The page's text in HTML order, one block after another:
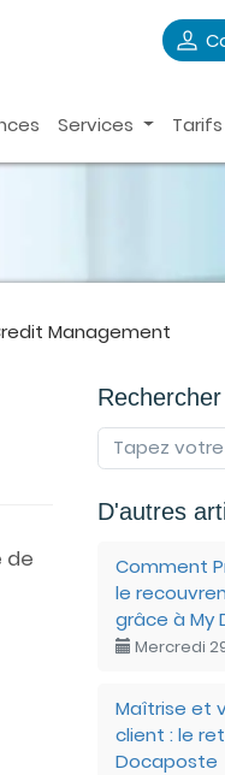
Services Tarifs
Management
de
Rechercher
D'autres
Comment
le
grâce à My
Mercredi
Maîtrise et
client : le
Docaposte